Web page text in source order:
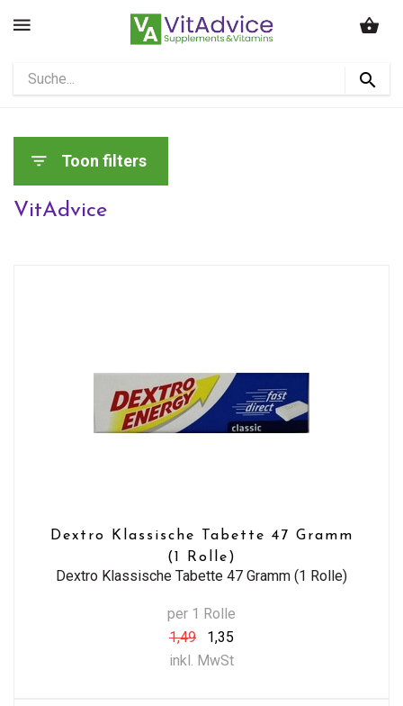
Toon filters
VitAdvice
Dextro Klassische Tabette 47 Gramm
(1 Rolle)
Dextro Klassische Tabette 47 Gramm (1 Rolle)
per 1 Rolle
1,49
1,35
inkl. MwSt